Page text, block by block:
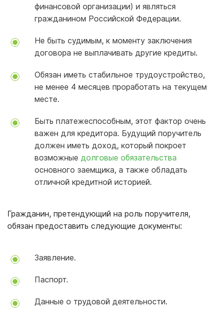
финансовой организации) и являться
гражданином Российской Федерации.
Не быть судимым, к моменту заключения
договора не выплачивать другие кредиты.
Обязан иметь стабильное трудоустройство,
не менее 4 месяцев проработать на текущем
месте.
Быть платежеспособным, этот фактор очень
важен для кредитора. Будущий поручитель
должен иметь доход, который покроет
возможные долговые обязательства
основного заемщика, а также обладать
отличной кредитной историей.
Гражданин, претендующий на роль поручителя,
обязан предоставить следующие документы:
Заявление.
Паспорт.
Данные о трудовой деятельности.